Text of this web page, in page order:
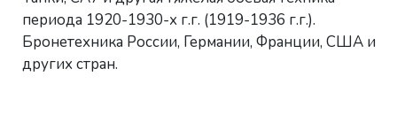
периода 1920-1930-х г.г. (1919-1936 г.г.).
Бронетехника России, Германии, Франции, США и
других стран.